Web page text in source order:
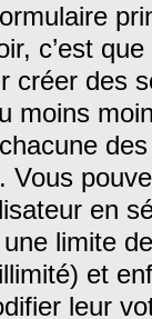
c’est
créer des
moins
Vous
en
limite
et
leur